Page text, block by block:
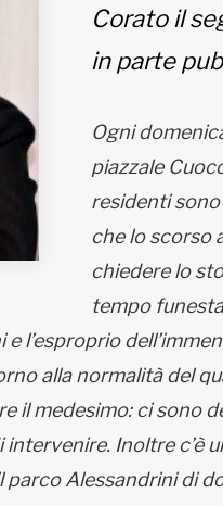
Corato il
in parte
Ogni
piazzale
residenti
che lo scorso
chiedere lo
tempo
l’esproprio
alla normalità del
il medesimo: ci sono
Inoltre c’è
parco Alessandrini di